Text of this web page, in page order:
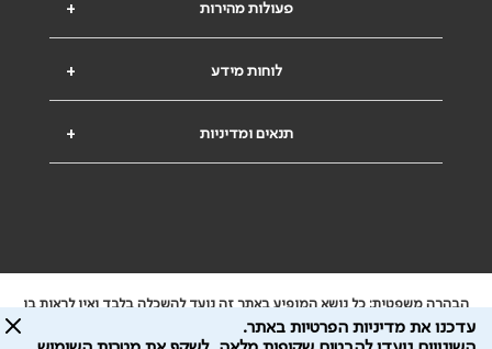
+ פעולות מהירות
+ לוחות מידע
+ תנאים ומדיניות
הבהרה משפטית: כל נושא המופיע באתר זה נועד להשכלה בלבד ואין לראות בו
ייעוץ רפואי או משפטי. אין הר"י אחראית לתוכן המתפרסם באתר זה ולכל נזק
שעלול להיגרם.
עדכנו את מדיניות הפרטיות באתר.